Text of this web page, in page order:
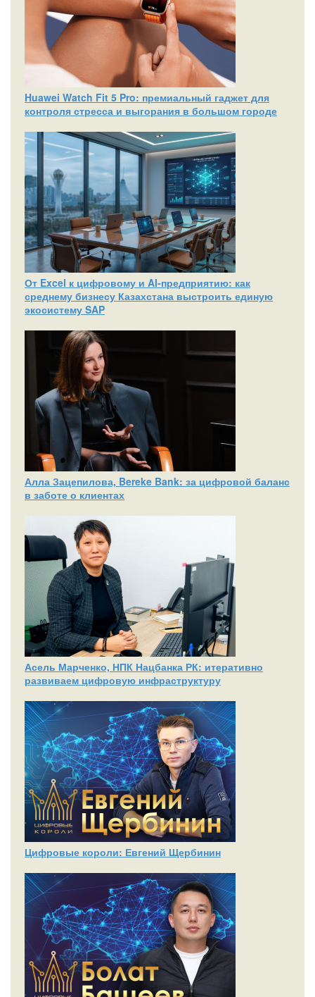
Huawei Watch Fit 5 Pro: премиальный гаджет для
контроля стресса и выгорания в большом городе
От Excel к цифровому и AI‑предприятию: как
среднему бизнесу Казахстана выстроить единую
экосистему SAP
Алла Зацепилова, Bereke Bank: за цифровой баланс
в заботе о клиентах
Асель Марченко, НПК Нацбанка РК: итеративно
развиваем цифровую инфраструктуру
Цифровые короли: Евгений Щербинин